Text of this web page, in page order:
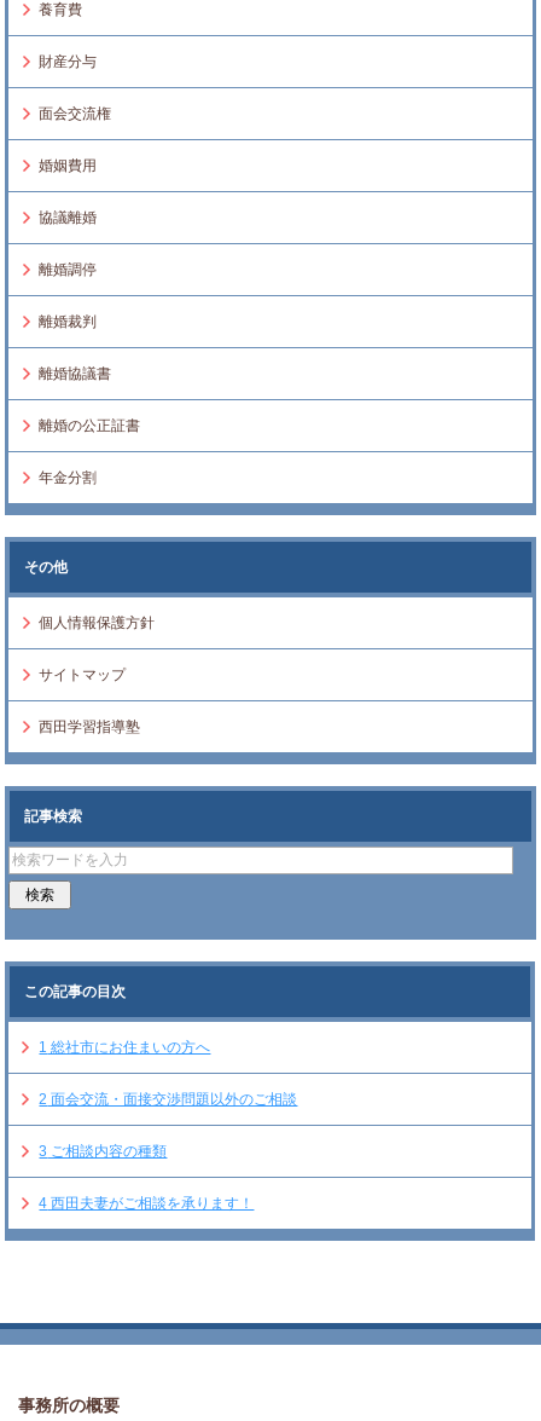
養育費
財産分与
面会交流権
婚姻費用
協議離婚
離婚調停
離婚裁判
離婚協議書
離婚の公正証書
年金分割
その他
個人情報保護方針
サイトマップ
西田学習指導塾
記事検索
この記事の目次
1 総社市にお住まいの方へ
2 面会交流・面接交渉問題以外のご相談
3 ご相談内容の種類
4 西田夫妻がご相談を承ります！
事務所の概要